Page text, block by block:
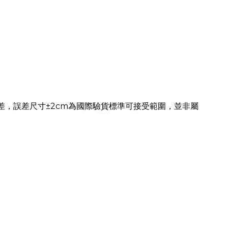
，誤差尺寸±2cm為國際驗貨標準可接受範圍，並非屬